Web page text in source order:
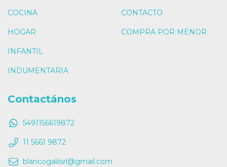
COCINA
HOGAR
INFANTIL
INDUMENTARIA
CONTACTO
COMPRA POR MENOR
Contactános
5491156619872
11 5661 9872
blancogalilsrl@gmail.com